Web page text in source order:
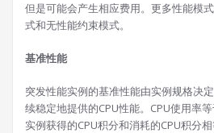
但是可能会产生相应费用。更多性能模
式和无性能约束模式。
基准性能
突发性能实例的基准性能由实例规格决
续稳定地提供的CPU性能。CPU使用率
实例获得的CPU积分和消耗的CPU积分